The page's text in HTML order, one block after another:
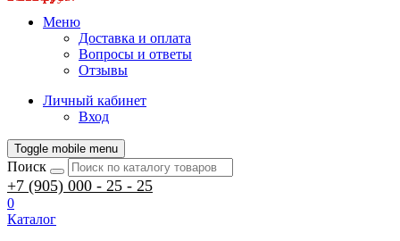
Меню
Доставка и оплата
Вопросы и ответы
Отзывы
Личный кабинет
Вход
Toggle mobile menu
Поиск
+7 (905) 000 - 25 - 25
0
Каталог